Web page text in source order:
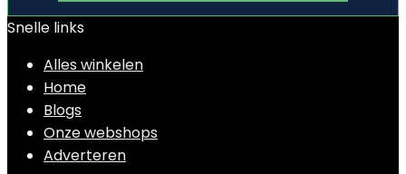
Snelle links
Alles winkelen
Home
Blogs
Onze webshops
Adverteren